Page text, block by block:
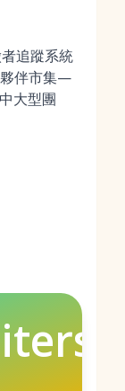
追蹤系統
夥伴市集—
大型團